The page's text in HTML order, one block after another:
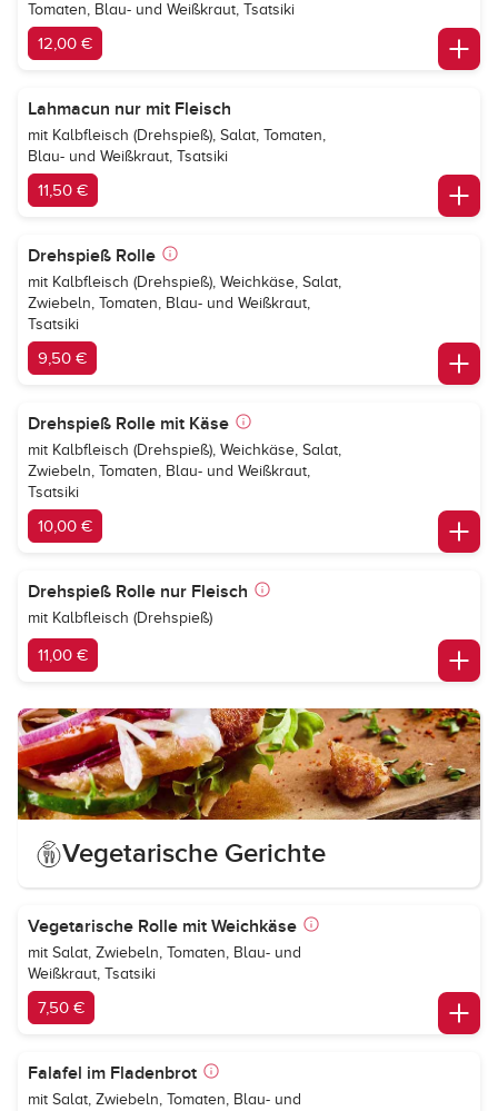
Tomaten, Blau- und Weißkraut, Tsatsiki
12,00 €
Lahmacun nur mit Fleisch
mit Kalbfleisch (Drehspieß), Salat, Tomaten,
Blau- und Weißkraut, Tsatsiki
11,50 €
Drehspieß Rolle
mit Kalbfleisch (Drehspieß), Weichkäse, Salat,
Zwiebeln, Tomaten, Blau- und Weißkraut,
Tsatsiki
9,50 €
Drehspieß Rolle mit Käse
mit Kalbfleisch (Drehspieß), Weichkäse, Salat,
Zwiebeln, Tomaten, Blau- und Weißkraut,
Tsatsiki
10,00 €
Drehspieß Rolle nur Fleisch
mit Kalbfleisch (Drehspieß)
11,00 €
Vegetarische Gerichte
Vegetarische Rolle mit Weichkäse
mit Salat, Zwiebeln, Tomaten, Blau- und
Weißkraut, Tsatsiki
7,50 €
Falafel im Fladenbrot
mit Salat, Zwiebeln, Tomaten, Blau- und